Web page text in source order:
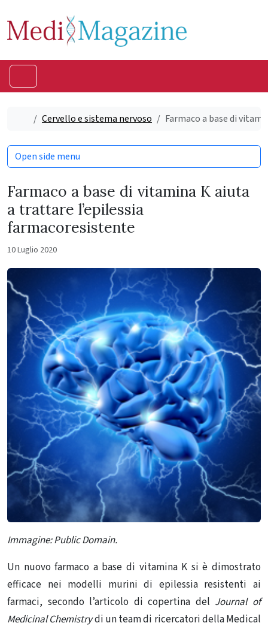
Home
Cervello e sistema nervoso Farmaco a base di
Farmaco a base di vitamina K aiuta
a trattare l’epilessia
farmacoresistente
10 Luglio 2020
Immagine: Public Domain.
Un nuovo farmaco a base di vitamina K si è dimostrato
efficace nei modelli murini di epilessia resistenti ai
farmaci, secondo l’articolo di copertina del Journal of
Medicinal Chemistrydi un team di ricercatori della Medical
Open side menu